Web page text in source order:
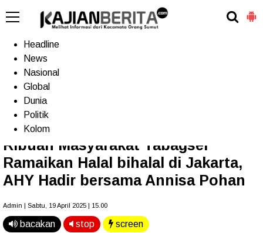
Home
Headline
News
Nasional
Global
Dunia
Politik
Kolom
Terkini
Ribuan Masyarakat Tabagsel
Ramaikan Halal bihalal di Jakarta,
AHY Hadir bersama Annisa Pohan
Admin | Sabtu, 19 April 2025 | 15.00
bacakan stop screen